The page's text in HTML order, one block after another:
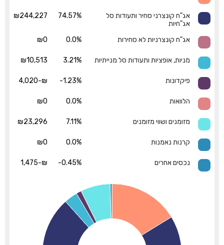
אג"ח קונצרני סחיר ותעודות סל
אג"חיות
74.57%
₪244,227
אג"ח קונצרניות לא סחירות 0.0%
₪0
מניות, אופציות ותעודות סל מנייתיות 3.21%
₪10,513
פיקדונות -1.23%
₪-4,020
הלוואות 0.0%
₪0
מזומנים ושווי מזומנים 7.11%
₪23,296
קרנות נאמנות 0.0%
₪0
נכסים אחרים -0.45%
₪-1,475